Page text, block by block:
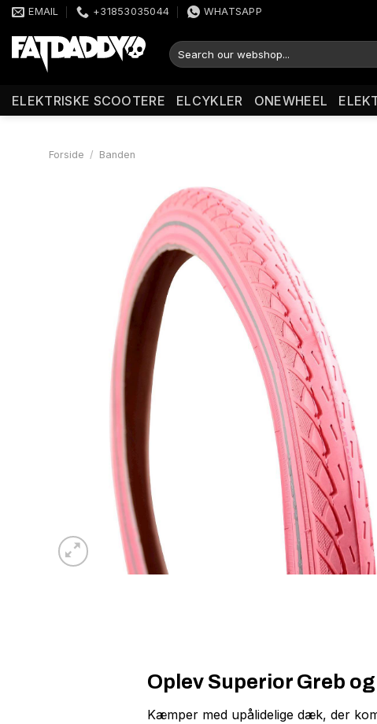
Fortsæt
indhold
EMAIL +31853035044 WHATSAPP
Søg
efter:
ELEKTRISKE SCOOTERE ELCYKLER ONEWHEEL
Forside / Banden
Oplev Superior Greb
Kæmper med upålidelige dæk, der